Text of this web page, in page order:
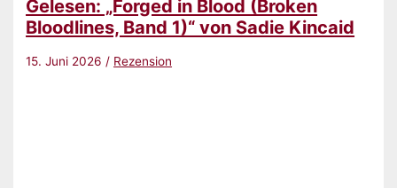
Gelesen: „Forged in Blood (Broken
Bloodlines, Band 1)“ von Sadie Kincaid
15. Juni 2026 / Rezension